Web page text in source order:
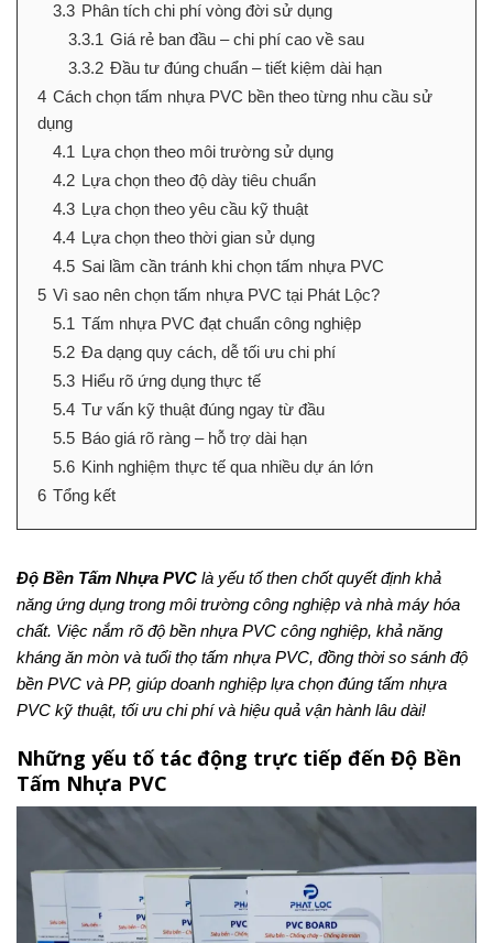
3.3 Phân tích chi phí vòng đời sử dụng
3.3.1 Giá rẻ ban đầu – chi phí cao về sau
3.3.2 Đầu tư đúng chuẩn – tiết kiệm dài hạn
4 Cách chọn tấm nhựa PVC bền theo từng nhu cầu sử
dụng
4.1 Lựa chọn theo môi trường sử dụng
4.2 Lựa chọn theo độ dày tiêu chuẩn
4.3 Lựa chọn theo yêu cầu kỹ thuật
4.4 Lựa chọn theo thời gian sử dụng
4.5 Sai lầm cần tránh khi chọn tấm nhựa PVC
5 Vì sao nên chọn tấm nhựa PVC tại Phát Lộc?
5.1 Tấm nhựa PVC đạt chuẩn công nghiệp
5.2 Đa dạng quy cách, dễ tối ưu chi phí
5.3 Hiểu rõ ứng dụng thực tế
5.4 Tư vấn kỹ thuật đúng ngay từ đầu
5.5 Báo giá rõ ràng – hỗ trợ dài hạn
5.6 Kinh nghiệm thực tế qua nhiều dự án lớn
6 Tổng kết
Độ Bền Tấm Nhựa PVC là yếu tố then chốt quyết định khả
năng ứng dụng trong môi trường công nghiệp và nhà máy hóa
chất. Việc nắm rõ độ bền nhựa PVC công nghiệp, khả năng
kháng ăn mòn và tuổi thọ tấm nhựa PVC, đồng thời so sánh độ
bền PVC và PP, giúp doanh nghiệp lựa chọn đúng tấm nhựa
PVC kỹ thuật, tối ưu chi phí và hiệu quả vận hành lâu dài!
Những yếu tố tác động trực tiếp đến Độ Bền
Tấm Nhựa PVC